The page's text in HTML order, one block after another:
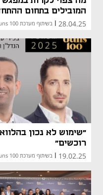
המובילים בתחום
28.04.25 בשיתוף מערכת duns 100
"שימוש לא נכון
רוכשים"
19.02.25 בשיתוף מערכת duns 100